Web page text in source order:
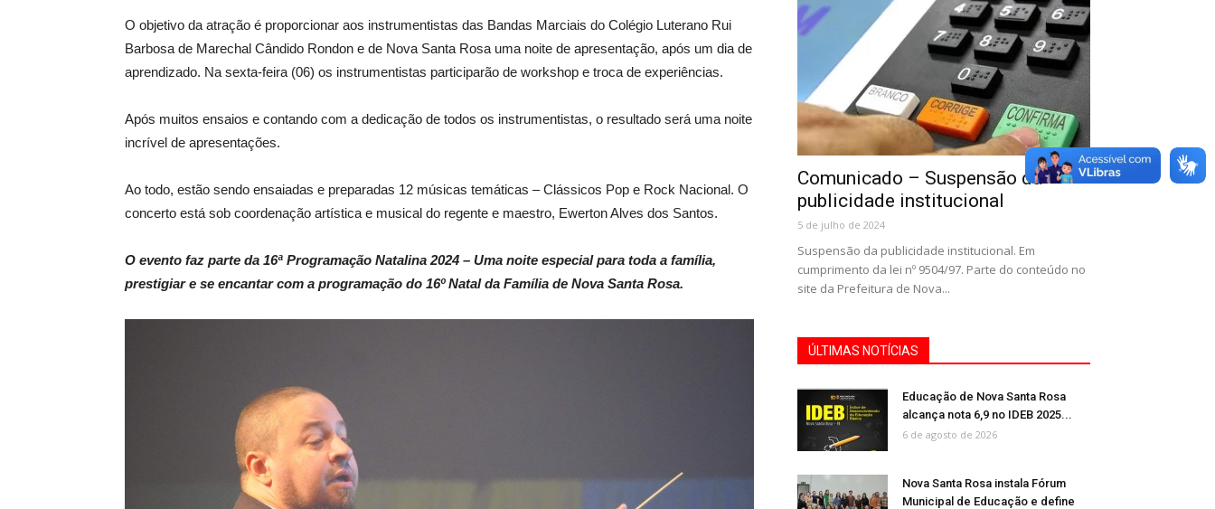
O objetivo da atração é proporcionar aos instrumentistas das Bandas Marciais do Colégio Luterano Rui
Barbosa de Marechal Cândido Rondon e de Nova Santa Rosa uma noite de apresentação, após um dia de
aprendizado. Na sexta-feira (06) os instrumentistas participarão de workshop e troca de experiências.
Após muitos ensaios e contando com a dedicação de todos os instrumentistas, o resultado será uma noite
incrível de apresentações.
Ao todo, estão sendo ensaiadas e preparadas 12 músicas temáticas – Clássicos Pop e Rock Nacional. O
concerto está sob coordenação artística e musical do regente e maestro, Ewerton Alves dos Santos.
O evento faz parte da 16ª Programação Natalina 2024 – Uma noite especial para toda a família,
prestigiar e se encantar com a programação do 16º Natal da Família de Nova Santa Rosa.
Comunicado – Suspensão da
publicidade institucional
5 de julho de 2024
Suspensão da publicidade institucional. Em
cumprimento da lei nº 9504/97. Parte do conteúdo no
site da Prefeitura de Nova...
ÚLTIMAS NOTÍCIAS
Educação de Nova Santa Rosa
alcança nota 6,9 no IDEB 2025...
6 de agosto de 2026
Nova Santa Rosa instala Fórum
Municipal de Educação e define